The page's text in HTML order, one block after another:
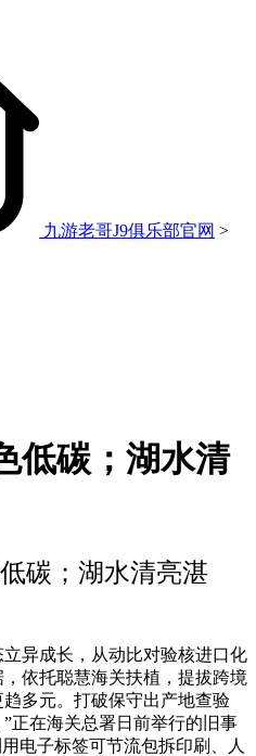
九游老哥J9俱乐部官网 >
低碳；湖水清
碳；湖水清亮湛
异成长，从动比对验核进口化
依托聪慧海关扶植，提拔跨境
多元。打破保守出产地查验
正在海关总署日前举行的旧事
电子标签可节流包拆印刷、人